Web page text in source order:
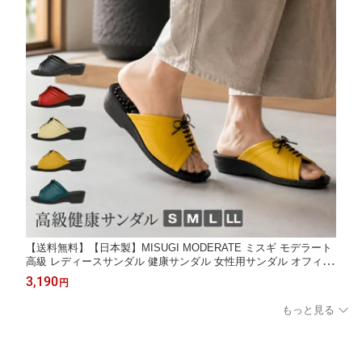
【送料無料】【日本製】MISUGI MODERATE ミスギ モデラート
高級 レディースサンダル 健康サンダル 女性用サンダル オフィス
履き 庭履き コンフォート 美杉 前あき ブラック エンジ ヘップ 足
ツボ 女性 婦人 シンプル おしゃれ 大人 かわいい イボイボ 前空き
3,190 円
もっと見る